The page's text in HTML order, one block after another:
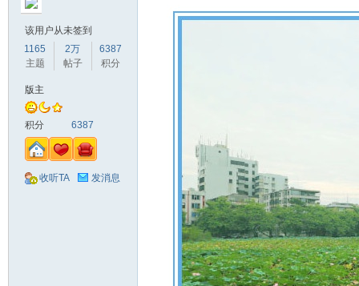
该用户从未签到
1165
主题
2万
帖子
6387
积分
版主
积分 6387
收听TA 发消息